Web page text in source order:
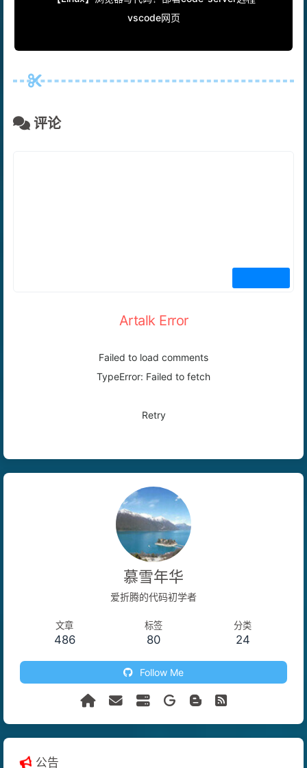
vscode网页
评论
Artalk Error
Failed to load comments
TypeError: Failed to fetch
Retry
慕雪年华
爱折腾的代码初学者
文章
486
标签
80
分类
24
Follow Me
公告